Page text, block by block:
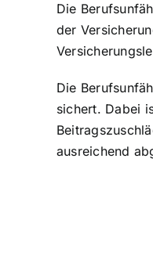
Die
der
Die
sichert. Dabei
ausreichend